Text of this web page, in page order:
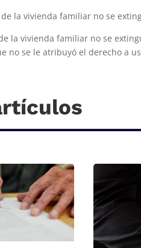
la vivienda familiar no se
la vivienda familiar no se
no se le atribuyó el derecho a